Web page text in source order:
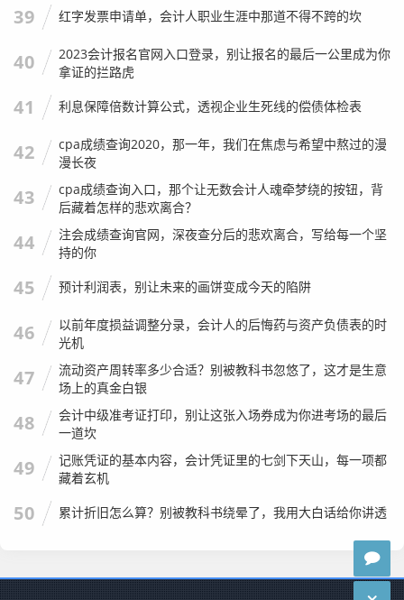
有人会问：“老师，数电票都是税务局系统直接生成的，自带
电子签章，那还需要做
我的答案是：依然需要，但逻辑变了。
对于纸质发票,查询是为了防伪，对于数电票，查询更多是为
了“入账”和“防重”。
数电票没有物理形态,很容易被重复打印、重复报销。
生活实例：我有个客户是搞软件开发的，员工素质很高，有
一次，一个员工报销差旅费，数电票直接发到财务邮箱，结
果，那个员工因为电脑死机，以为没发成功，又发了一次。
如果不通过税务系统进行查验（或者使用专门的财务 softwa
re 进行查重），财务人员很难发现这两张PDF其实是同一张
发票，一旦重复报销，不仅公司损失钱财，账务处理也会一
团糟。
在数电票时代,山西省国家税务局发票查询 的功能，从单纯的
“验真”转向了“验真+查重+状态确认”，我们要确认这张发票没
有被红冲（红字冲销），因为数电票红冲后，原发票虽然还
在你邮箱里，但它已经失效了。
给不同人群的“避坑”建议
文章写到这里,我想根据不同的人群，给出一些具体的、可操
39 红字发票申请单，会计人职业生涯中那道不得不跨的坎
40
2023会计报名官网入口登录，别让报名的最后一公里成为你
拿证的拦路虎
41 利息保障倍数计算公式，透视企业生死线的偿债体检表
42
cpa成绩查询2020，那一年，我们在焦虑与希望中熬过的漫
漫长夜
43
cpa成绩查询入口，那个让无数会计人魂牵梦绕的按钮，背
后藏着怎样的悲欢离合？
44
注会成绩查询官网，深夜查分后的悲欢离合，写给每一个坚
持的你
45 预计利润表，别让未来的画饼变成今天的陷阱
46
以前年度损益调整分录，会计人的后悔药与资产负债表的时
光机
47
流动资产周转率多少合适？别被教科书忽悠了，这才是生意
场上的真金白银
48
会计中级准考证打印，别让这张入场券成为你进考场的最后
一道坎
49
记账凭证的基本内容，会计凭证里的七剑下天山，每一项都
藏着玄机
50 累计折旧怎么算？别被教科书绕晕了，我用大白话给你讲透